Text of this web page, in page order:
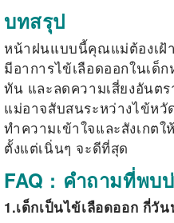
บทสรุป
หน้าฝนแบบนี้คุณแม่ต้องเฝ้
มีอาการไข้เลือดออกในเด็ก
ทัน และลดความเสี่ยงอันต
แม่อาจสับสนระหว่างไข้หวั
ทำความเข้าใจและสังเกต
ตั้งแต่เนิ่นๆ จะดีที่สุด
FAQ : คำถามที่พบ
1.เด็กเป็นไข้เลือดออก กี่วั